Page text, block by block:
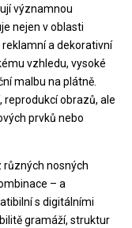
významnou
nejen v oblasti
a dekorativní
vzhledu, vysoké
malbu na plátně.
reprodukcí obrazů, ale
prvků nebo
různých nosných
– a
s digitálními
gramáží, struktur